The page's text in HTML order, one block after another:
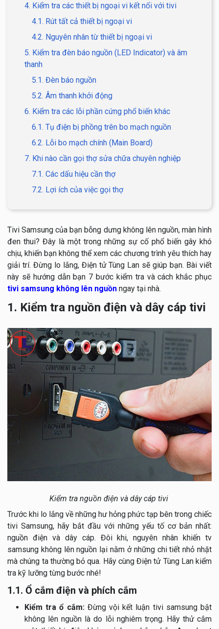
4. Kiểm tra các thiết bị ngoại vi kết nối với tivi
4.1. Rút tất cả thiết bị ngoại vi
4.2. Nguyên nhân từ thiết bị ngoại vi
5. Kiểm tra đèn báo nguồn (LED Indicator) và âm
thanh
5.1. Đèn báo nguồn
5.2. Âm thanh khởi động
6. Kiểm tra các lỗi phần cứng phổ biến khác
6.1. Tụ điện bị phồng trên bo mạch nguồn
6.2. Lỗi bo mạch chính (Main Board)
7. Khi nào cần gọi thợ sửa chữa chuyên nghiệp
7.1. Các dấu hiệu cần thợ
7.2. Lợi ích của việc gọi thợ
Tivi Samsung của bạn bỗng dưng không lên nguồn, màn hình
đen thui? Đây là một trong những sự cố phổ biến gây khó
chịu, khiến bạn không thể xem các chương trình yêu thích hay
giải trí. Đừng lo lắng, Điện tử Tùng Lan sẽ giúp bạn. Bài viết
này sẽ hướng dẫn bạn 7 bước kiểm tra và cách khắc phục
tivi samsung không lên nguồn ngay tại nhà.
1. Kiểm tra nguồn điện và dây cáp tivi
Kiểm tra nguồn điện và dây cáp tivi
Trước khi lo lắng về những hư hỏng phức tạp bên trong chiếc
tivi Samsung, hãy bắt đầu với những yếu tố cơ bản nhất:
nguồn điện và dây cáp. Đôi khi, nguyên nhân khiến tv
samsung không lên nguồn lại nằm ở những chi tiết nhỏ nhặt
mà chúng ta thường bỏ qua. Hãy cùng Điện tử Tùng Lan kiểm
tra kỹ lưỡng từng bước nhé!
1.1. Ổ cắm điện và phích cắm
Kiểm tra ổ cắm: Đừng vội kết luận tivi samsung bật
không lên nguồn là do lỗi nghiêm trọng. Hãy thử cắm